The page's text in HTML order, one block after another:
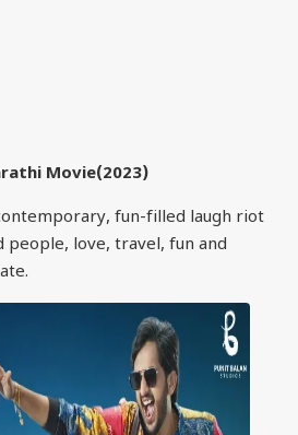
Movie(2023)
fun-filled laugh riot
people, love, travel, fun and